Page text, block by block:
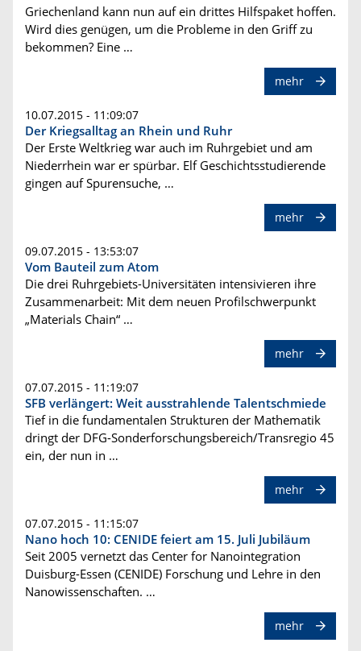
Griechenland kann nun auf ein drittes Hilfspaket hoffen.
Wird dies genügen, um die Probleme in den Griff zu
bekommen? Eine …
mehr
10.07.2015 - 11:09:07
Der Kriegsalltag an Rhein und Ruhr
Der Erste Weltkrieg war auch im Ruhrgebiet und am
Niederrhein war er spürbar. Elf Geschichtsstudierende
gingen auf Spurensuche, …
mehr
09.07.2015 - 13:53:07
Vom Bauteil zum Atom
Die drei Ruhrgebiets-Universitäten intensivieren ihre
Zusammenarbeit: Mit dem neuen Profilschwerpunkt
„Materials Chain“ …
mehr
07.07.2015 - 11:19:07
SFB verlängert: Weit ausstrahlende Talentschmiede
Tief in die fundamentalen Strukturen der Mathematik
dringt der DFG-Sonderforschungsbereich/Transregio 45
ein, der nun in …
mehr
07.07.2015 - 11:15:07
Nano hoch 10: CENIDE feiert am 15. Juli Jubiläum
Seit 2005 vernetzt das Center for Nanointegration
Duisburg-Essen (CENIDE) Forschung und Lehre in den
Nanowissenschaften. …
mehr